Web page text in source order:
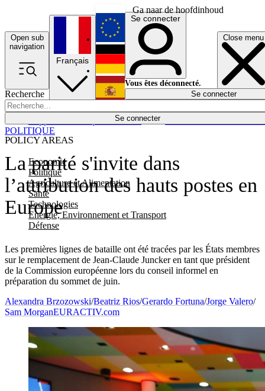
Ga naar de hoofdinhoud
Open sub
navigation
Close menu
Recherche
Se connecter
POLICY AREAS
Economie
Politique
Agriculture et Alimentation
Santé
Technologies
Energie, Environnement et Transport
Défense
Économie
Français
English
Deutsch
Español
Se connecter
Vous êtes déconnecté.
Se connecter
La parité s'invite dans
l’attribution des hauts postes en
Europe
Les premières lignes de bataille ont été tracées par les États membres
sur le remplacement de Jean-Claude Juncker en tant que président
de la Commission européenne lors du conseil informel en
préparation du sommet de juin.
POLITIQUE
Alexandra Brzozowski/Beatriz Rios/Gerardo Fortuna/Jorge Valero/
Sam MorganEURACTIV.com